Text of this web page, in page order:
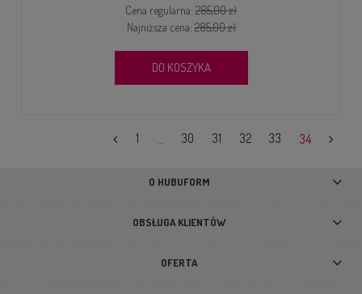
Cena regularna: 285,00 zł
Najniższa cena:285,00 zł
DO KOSZYKA
1 30 31 32 33 34
O HUBUFORM
OBSŁUGA KLIENTÓW
OFERTA